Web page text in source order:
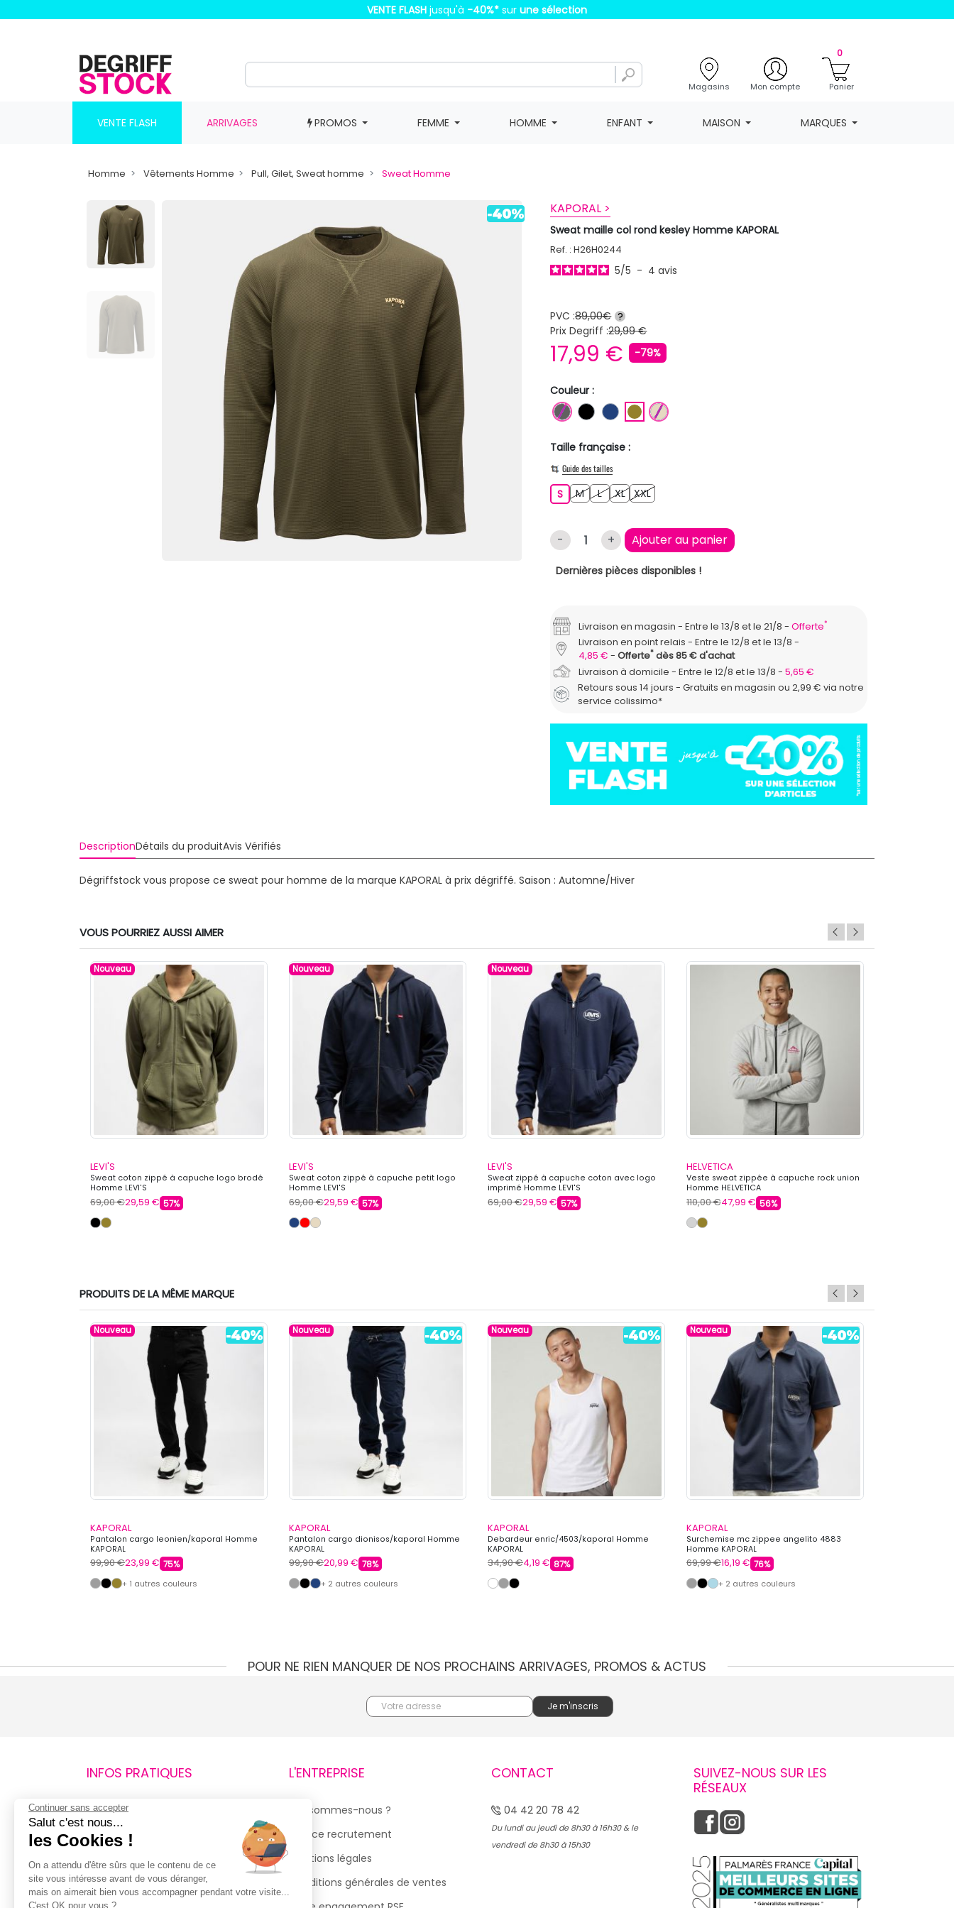
VENTE FLASH jusqu'à -40%* sur une sélection
Magasins Mon compte
0
Panier
VENTE FLASH ARRIVAGES PROMOS FEMME HOMME ENFANT MAISON MARQUES
Homme Vêtements Homme Pull, Gilet, Sweat homme Sweat Homme
KAPORAL >
Sweat maille col rond kesley Homme KAPORAL
Ref. : H26H0244
5/5 - 4avis
PVC :89,00€ ?
Prix Degriff :29,99 €
17,99 € -79%
Couleur :
GRIS FONCE
NOIRBLEU FONCE
KAKIBEIGE
Taille française :
Guide des tailles
SS MM LL XLXLXXLXXL
- + Ajouter au panier
Dernières pièces disponibles !
Livraison en magasin Entre le 13/8 et le 21/8 Offerte*
Livraison en point relais
Entre le 12/8 et le 13/8
4,85 €
Offerte*dès 85 € d'achat
Livraison à domicile
Entre le 12/8 et le 13/8
5,65 €
Retours sous 14 jours - Gratuits en magasin ou 2,99 € via notre
service colissimo*
DescriptionDétails du produitAvis Vérifiés
Dégriffstock vous propose ce sweat pour homme de la marque KAPORAL à prix dégriffé. Saison : Automne/Hiver
VOUS POURRIEZ AUSSI AIMER
Nouveau
LEVI'S
Sweat coton zippé à capuche logo brodé
Homme LEVI'S
69,00 €29,59 € 57%
Nouveau
LEVI'S
Sweat coton zippé à capuche petit logo
Homme LEVI'S
69,00 €29,59 € 57%
Nouveau
LEVI'S
Sweat zippé à capuche coton avec logo
imprimé Homme LEVI'S
69,00 €29,59 € 57%
HELVETICA
Veste sweat zippée à capuche rock union
Homme HELVETICA
110,00 €47,99 € 56%
PRODUITS DE LA MÊME MARQUE
Nouveau
KAPORAL
Pantalon cargo leonien/kaporal Homme
KAPORAL
99,90 €23,99 € 75%
+ 1 autres couleurs
Nouveau
KAPORAL
Pantalon cargo dionisos/kaporal Homme
KAPORAL
99,90 €20,99 € 78%
+ 2 autres couleurs
Nouveau
KAPORAL
Debardeur enric/4503/kaporal Homme
KAPORAL
34,90 €4,19 € 87%
Nouveau
KAPORAL
Surchemise mc zippee angelito 4883
Homme KAPORAL
69,99 €16,19 € 76%
+ 2 autres couleurs
POUR NE RIEN MANQUER DE NOS PROCHAINS ARRIVAGES, PROMOS & ACTUS
INFOS PRATIQUES
Retours et remboursements
Suivi de commande
Livraisons
Guide des tailles
L'ENTREPRISE
Qui sommes-nous ?
Espace recrutement
Mentions légales
Conditions générales de ventes
CONTACT
04 42 20 78 42
Du lundi au jeudi de 8h30 à 16h30 & le
vendredi de 8h30 à 15h30
SUIVEZ-NOUS SUR LES
RÉSEAUX
Continuer sans accepter
Salut c'est nous...
les Cookies !
On a attendu d'être sûrs que le contenu de ce
site vous intéresse avant de vous déranger,
mais on aimerait bien vous accompagner pendant votre visite...
C'est OK pour vous ?